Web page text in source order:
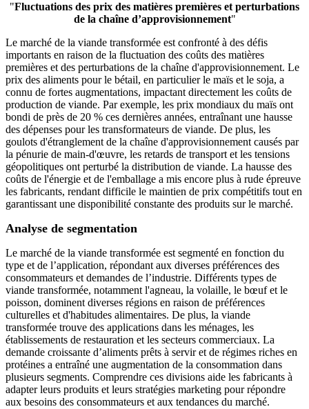
"Fluctuations des prix des matières premières et perturbations
de la chaîne d’approvisionnement"
Le marché de la viande transformée est confronté à des défis
importants en raison de la fluctuation des coûts des matières
premières et des perturbations de la chaîne d'approvisionnement. Le
prix des aliments pour le bétail, en particulier le maïs et le soja, a
connu de fortes augmentations, impactant directement les coûts de
production de viande. Par exemple, les prix mondiaux du maïs ont
bondi de près de 20 % ces dernières années, entraînant une hausse
des dépenses pour les transformateurs de viande. De plus, les
goulots d'étranglement de la chaîne d'approvisionnement causés par
la pénurie de main-d'œuvre, les retards de transport et les tensions
géopolitiques ont perturbé la distribution de viande. La hausse des
coûts de l'énergie et de l'emballage a mis encore plus à rude épreuve
les fabricants, rendant difficile le maintien de prix compétitifs tout en
garantissant une disponibilité constante des produits sur le marché.
Analyse de segmentation
Le marché de la viande transformée est segmenté en fonction du
type et de l’application, répondant aux diverses préférences des
consommateurs et demandes de l’industrie. Différents types de
viande transformée, notamment l'agneau, la volaille, le bœuf et le
poisson, dominent diverses régions en raison de préférences
culturelles et d'habitudes alimentaires. De plus, la viande
transformée trouve des applications dans les ménages, les
établissements de restauration et les secteurs commerciaux. La
demande croissante d’aliments prêts à servir et de régimes riches en
protéines a entraîné une augmentation de la consommation dans
plusieurs segments. Comprendre ces divisions aide les fabricants à
adapter leurs produits et leurs stratégies marketing pour répondre
aux besoins des consommateurs et aux tendances du marché.